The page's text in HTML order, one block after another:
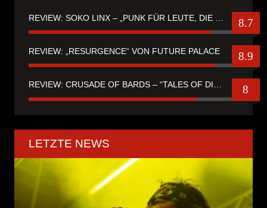
8.7
REVIEW: „RESURGENCE“ VON FUTURE PALACE 8.9
REVIEW: CRUSADE OF BARDS – “TALES OF DISTANT WORLDS“ 8
LETZTE NEWS